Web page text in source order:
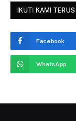
IKUTI KAMI TERUS
Facebook
WhatsApp